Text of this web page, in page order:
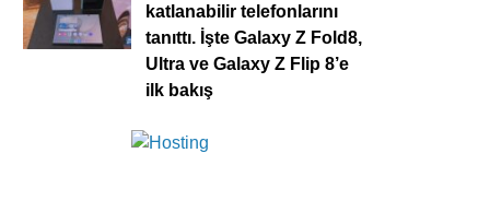
katlanabilir telefonlarını
tanıttı. İşte Galaxy Z Fold8,
Ultra ve Galaxy Z Flip 8’e
ilk bakış